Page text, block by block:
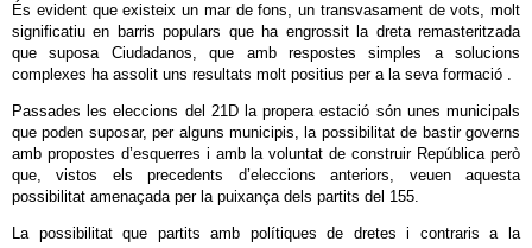
És evident que existeix un mar de fons, un transvasament de vots, molt
significatiu en barris populars que ha engrossit la dreta remasteritzada
que suposa Ciudadanos, que amb respostes simples a solucions
complexes ha assolit uns resultats molt positius per a la seva formació .
Passades les eleccions del 21D la propera estació són unes municipals
que poden suposar, per alguns municipis, la possibilitat de bastir governs
amb propostes d’esquerres i amb la voluntat de construir República però
que, vistos els precedents d’eleccions anteriors, veuen aquesta
possibilitat amenaçada per la puixança dels partits del 155.
La possibilitat que partits amb polítiques de dretes i contraris a la